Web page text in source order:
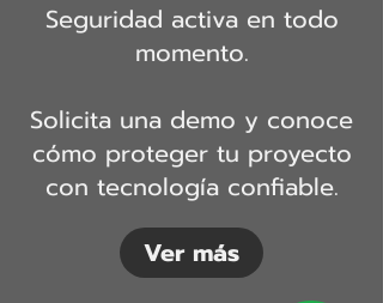
Seguridad activa en todo
momento.
Solicita una demo y conoce
cómo proteger tu proyecto
con tecnología confiable.
Ver más